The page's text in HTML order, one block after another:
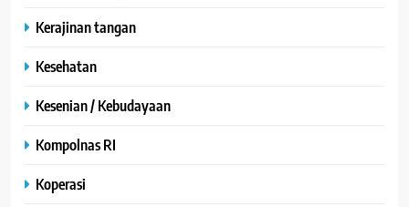
Kerajinan tangan
Kesehatan
Kesenian / Kebudayaan
Kompolnas RI
Koperasi